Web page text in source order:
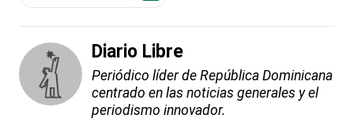
Diario Libre
Periódico líder de República Dominicana
centrado en las noticias generales y el
periodismo innovador.